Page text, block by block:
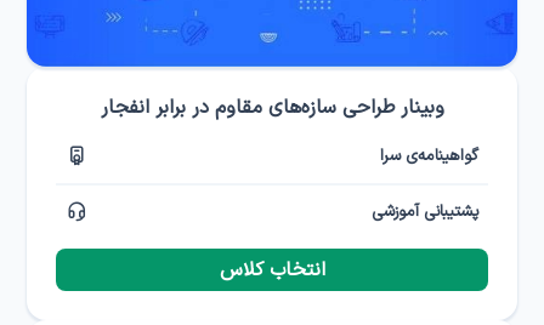
وبینار طراحی سازه‌های مقاوم در برابر انفجار
گواهینامه‌ی سرا
پشتیبانی آموزشی
انتخاب کلاس